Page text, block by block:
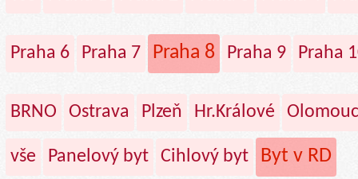
Praha 6 Praha 7 Praha 8 Praha 9 Praha
BRNO Ostrava Plzeň Hr.Králové Olomouc
vše Panelový byt Cihlový byt Byt v RD